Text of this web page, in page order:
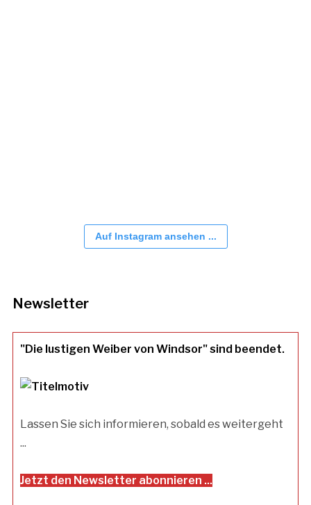
Auf Instagram ansehen ...
Newsletter
"Die lustigen Weiber von Windsor" sind beendet.
Lassen Sie sich informieren, sobald es weitergeht
...
Jetzt den Newsletter abonnieren ...